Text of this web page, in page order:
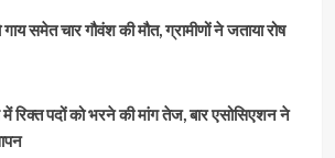
समेत चार गौवंश की मौत, ग्रामीणों ने जताया रोष
रिक्त पदों को भरने की मांग तेज, बार एसोसिएशन ने